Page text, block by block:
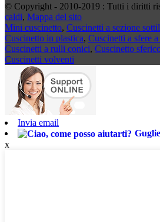
© Copyright - 2010-2019 : Tutti i diritti
caldi, Mappa del sito
Mini cuscinetto, Cuscinetti a sezione
Cuscinetto in plastica, Cuscinetti a sfere
Cuscinetti a rulli conici, Cuscinetto
Cuscinetti volventi
Invia email
x